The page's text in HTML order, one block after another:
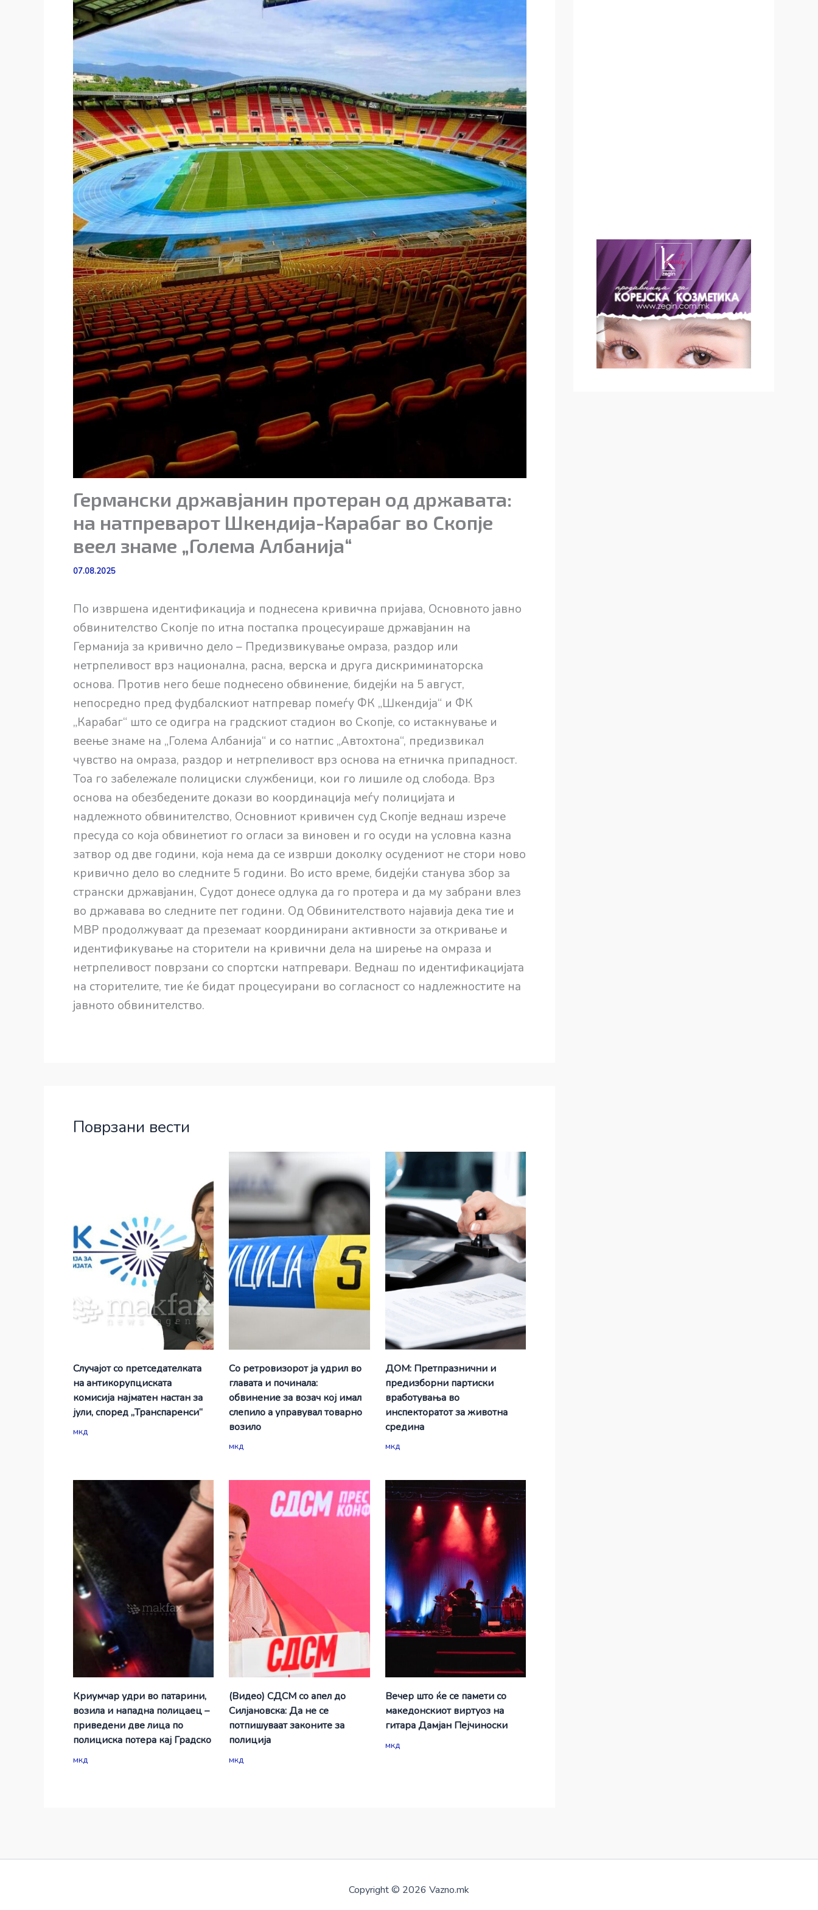
Германски државјанин протеран од државата:
на натпреварот Шкендија-Карабаг во Скопје
веел знаме „Голема Албанија“
07.08.2025
По извршена идентификација и поднесена кривична пријава, Основното јавно
обвинителство Скопје по итна постапка процесуираше државјанин на
Германија за кривично дело – Предизвикување омраза, раздор или
нетрпеливост врз национална, расна, верска и друга дискриминаторска
основа. Против него беше поднесено обвинение, бидејќи на 5 август,
непосредно пред фудбалскиот натпревар помеѓу ФК „Шкендија“ и ФК
„Карабаг“ што се одигра на градскиот стадион во Скопје, со истакнување и
веење знаме на „Голема Албанија“ и со натпис „Автохтона“, предизвикал
чувство на омраза, раздор и нетрпеливост врз основа на етничка припадност.
Тоа го забележале полициски службеници, кои го лишиле од слобода. Врз
основа на обезбедените докази во координација меѓу полицијата и
надлежното обвинителство, Основниот кривичен суд Скопје веднаш изрече
пресуда со која обвинетиот го огласи за виновен и го осуди на условна казна
затвор од две години, која нема да се изврши доколку осудениот не стори ново
кривично дело во следните 5 години. Во исто време, бидејќи станува збор за
странски државјанин, Судот донесе одлука да го протера и да му забрани влез
во државава во следните пет години. Од Обвинителството најавија дека тие и
МВР продолжуваат да преземаат координирани активности за откривање и
идентификување на сторители на кривични дела на ширење на омраза и
нетрпеливост поврзани со спортски натпревари. Веднаш по идентификацијата
на сторителите, тие ќе бидат процесуирани во согласност со надлежностите на
јавното обвинителство.
Поврзани вести
Случајот со претседателката
на антикорупциската
комисија најматен настан за
јули, според „Транспаренси“
мкд
Со ретровизорот ја удрил во
главата и починала:
обвинение за возач кој имал
слепило а управувал товарно
возило
мкд
ДОМ: Претпразнични и
предизборни партиски
вработувања во
инспекторатот за животна
средина
мкд
Криумчар удри во патарини,
возила и нападна полицаец –
приведени две лица по
полициска потера кај Градско
мкд
(Видео) СДСМ со апел до
Силјановска: Да не се
потпишуваат законите за
полиција
мкд
Вечер што ќе се памети со
македонскиот виртуоз на
гитара Дамјан Пејчиноски
мкд
Copyright © 2026 Vazno.mk